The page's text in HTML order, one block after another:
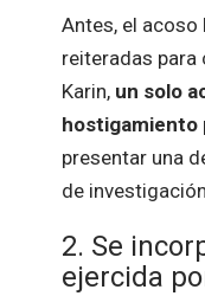
Antes, el
reiteradas para
Karin, un solo
hostigamiento
presentar una
de
2. Se
ejercida